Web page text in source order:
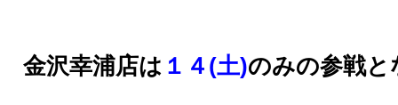
金沢幸浦店は １４(土)のみの参戦